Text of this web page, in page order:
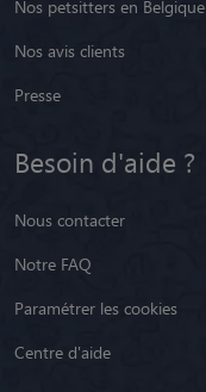
Nos petsitters en Belgique
Nos avis clients
Presse
Besoin d'aide ?
Nous contacter
Notre FAQ
Paramétrer les cookies
Centre d'aide